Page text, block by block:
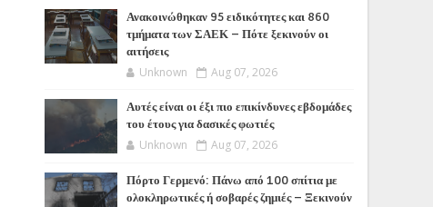
Ανακοινώθηκαν 95 ειδικότητες και 860
τμήματα των ΣΑΕΚ – Πότε ξεκινούν οι
αιτήσεις
Unknown Aug 07, 2026
Αυτές είναι οι έξι πιο επικίνδυνες εβδομάδες
του έτους για δασικές φωτιές
Unknown Aug 07, 2026
Πόρτο Γερμενό: Πάνω από 100 σπίτια με
ολοκληρωτικές ή σοβαρές ζημιές – Ξεκινούν